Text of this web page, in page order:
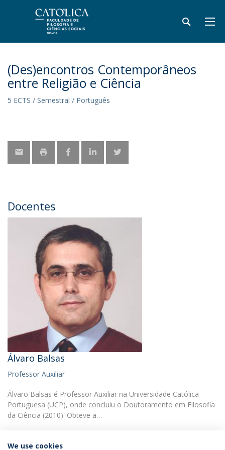
(Des)encontros Contemporâneos
entre Religião e Ciência
5 ECTS / Semestral / Português
Docentes
Álvaro Balsas
Professor Auxiliar
Álvaro Balsas é Professor Auxiliar na Universidade Católica
Portuguesa (UCP), onde concluiu o Doutoramento em Filosofia
da Ciência (2010). Obteve a…
We use cookies